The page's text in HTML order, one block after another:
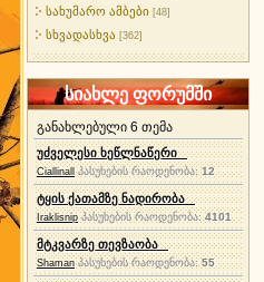
სახუმარო ამბები [48]
სხვადასხვა [362]
სიახლე ფორუმში
განახლებული 6 თემა
უძველესი ხეწლნაწერი
Ciallinall პასუხების რაოდენობა:12
ტყის ქათამზე ნადირობა
Iraklisnip პასუხების რაოდენობა: 4101
მტკვარზე თევზაობა
Shaman პასუხების რაოდენობა:55